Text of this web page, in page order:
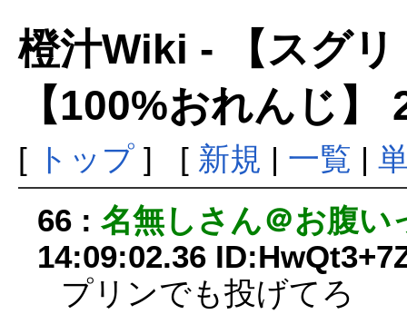
橙汁Wiki - 【スグ
【100%おれんじ】
[ トップ] [ 新規 | 一覧 |
66 :名無しさん＠お腹い
14:09:02.36
プリンでも投げてろ